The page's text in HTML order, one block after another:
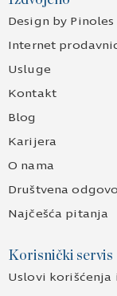
Design by Pinoles
Internet
Usluge
Kontakt
Blog
Karijera
O nama
Društvena
Najčešća pitanja
Korisnički servis
Uslovi